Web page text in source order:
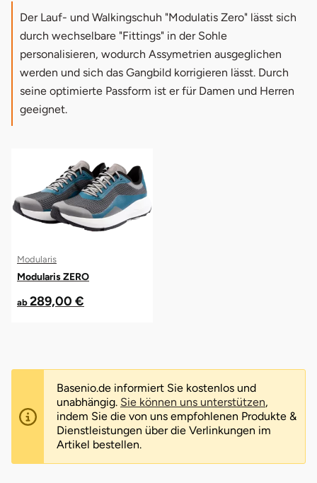
Der Lauf- und Walkingschuh "Modulatis Zero" lässt sich
durch wechselbare "Fittings" in der Sohle
personalisieren, wodurch Assymetrien ausgeglichen
werden und sich das Gangbild korrigieren lässt. Durch
seine optimierte Passform ist er für Damen und Herren
geeignet.
Modularis
Modularis ZERO
ab 289,00 €
Basenio.de informiert Sie kostenlos und
unabhängig. Sie können uns unterstützen,
indem Sie die von uns empfohlenen Produkte &
Dienstleistungen über die Verlinkungen im
Artikel bestellen.